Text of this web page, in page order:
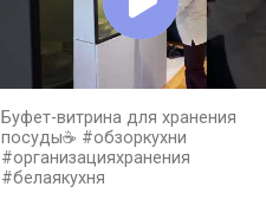
Буфет-витрина для хранения
посуды☕️ #обзоркухни
#организацияхранения
#белаякухня